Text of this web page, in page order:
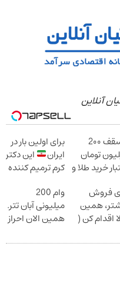
آنلاین
تا سقف 2۰۰
تومان
خرید طلا و
برای اولین بار در
ایران
این دکتر
کرم ترمیم کننده
فروش
همین
اقدام کن (
وام 200
میلیونی آبان تتر.
همین الان احراز